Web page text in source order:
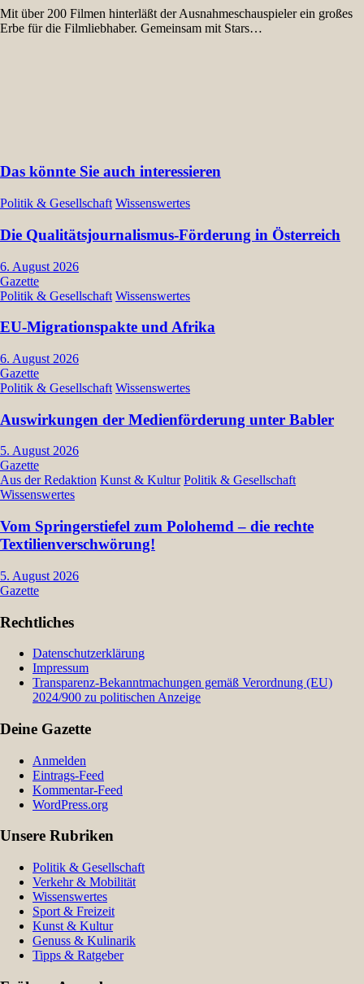
Mit über 200 Filmen hinterläßt der Ausnahmeschauspieler ein großes
Erbe für die Filmliebhaber. Gemeinsam mit Stars…
Das könnte Sie auch interessieren
Politik & Gesellschaft Wissenswertes
Die Qualitätsjournalismus-Förderung in Österreich
6. August 2026
Gazette
Politik & Gesellschaft Wissenswertes
EU-Migrationspakte und Afrika
6. August 2026
Gazette
Politik & Gesellschaft Wissenswertes
Auswirkungen der Medienförderung unter Babler
5. August 2026
Gazette
Aus der Redaktion Kunst & Kultur Politik & Gesellschaft
Wissenswertes
Vom Springerstiefel zum Polohemd – die rechte
Textilienverschwörung!
5. August 2026
Gazette
Rechtliches
Datenschutzerklärung
Impressum
Transparenz-Bekanntmachungen gemäß Verordnung (EU)
2024/900 zu politischen Anzeige
Deine Gazette
Anmelden
Eintrags-Feed
Kommentar-Feed
WordPress.org
Unsere Rubriken
Politik & Gesellschaft
Verkehr & Mobilität
Wissenswertes
Sport & Freizeit
Kunst & Kultur
Genuss & Kulinarik
Tipps & Ratgeber